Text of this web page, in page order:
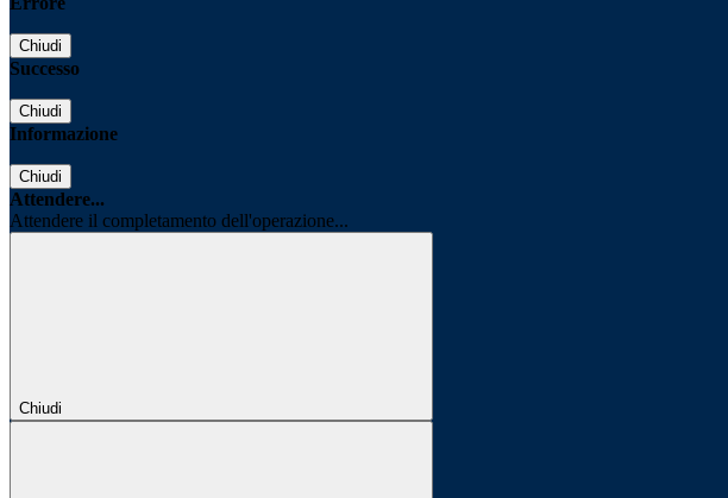
Chiudi
Successo
Chiudi
Informazione
Chiudi
Attendere...
Attendere il completamento dell'operazione...
Chiudi